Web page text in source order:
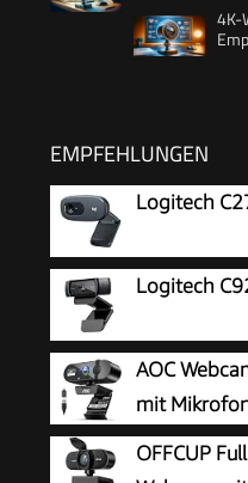
4K-
EMPFEHLUNGEN
Logitech
Logitech
AOC
mit
OFFCUP